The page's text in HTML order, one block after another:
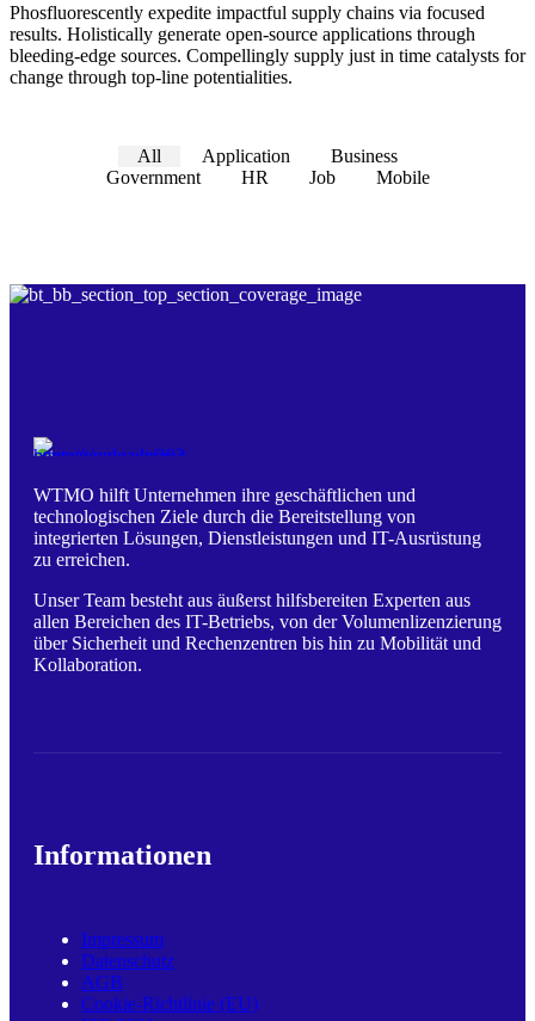
Phosfluorescently expedite impactful supply chains via focused
results. Holistically generate open-source applications through
bleeding-edge sources. Compellingly supply just in time catalysts for
change through top-line potentialities.
All Application
Business
Government
HR Job Mobile
WTMO hilft Unternehmen ihre geschäftlichen und
technologischen Ziele durch die Bereitstellung von
integrierten Lösungen, Dienstleistungen und IT-Ausrüstung
zu erreichen.
Unser Team besteht aus äußerst hilfsbereiten Experten aus
allen Bereichen des IT-Betriebs, von der Volumenlizenzierung
über Sicherheit und Rechenzentren bis hin zu Mobilität und
Kollaboration.
Informationen
Impressum
Datenschutz
AGB
Cookie-Richtlinie (EU)